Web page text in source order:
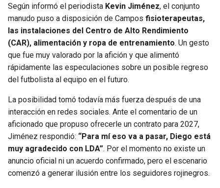
Según informó el periodista Kevin Jiménez, el conjunto
manudo puso a disposición de Campos fisioterapeutas,
las instalaciones del Centro de Alto Rendimiento
(CAR), alimentación y ropa de entrenamiento. Un gesto
que fue muy valorado por la afición y que alimentó
rápidamente las especulaciones sobre un posible regreso
del futbolista al equipo en el futuro.
La posibilidad tomó todavía más fuerza después de una
interacción en redes sociales. Ante el comentario de un
aficionado que propuso ofrecerle un contrato para 2027,
Jiménez respondió: “Para mí eso va a pasar, Diego está
muy agradecido con LDA”. Por el momento no existe un
anuncio oficial ni un acuerdo confirmado, pero el escenario
comenzó a generar ilusión entre los seguidores rojinegros.